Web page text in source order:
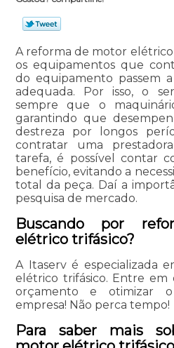
A reforma de motor
os equipamentos que
do equipamento passem
adequada. Por isso, o
sempre que o
garantindo que
destreza por longos
contratar uma
tarefa, é possível contar
benefício, evitando a
total da peça. Daí a
pesquisa de mercado.
Buscando por
elétrico trifásico?
A Itaserv é especializada
elétrico trifásico. Entre em
orçamento e otimizar
empresa! Não perca tempo!
Para saber mais